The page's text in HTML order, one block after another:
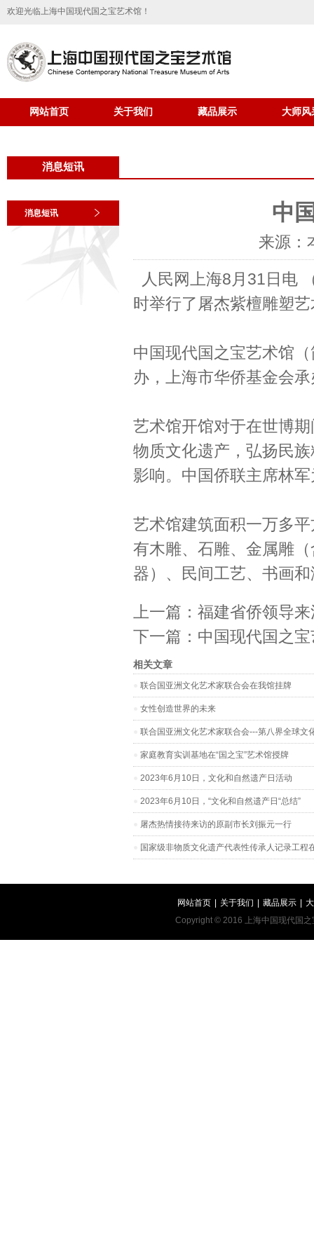
欢迎光临上海中国现代国之宝艺术馆！
网站首页 关于我们 藏品展示 大师风
消息短讯
消息短讯 中
来源：
人民网上海8月31日电
时举行了屠杰紫檀雕塑
中国现代国之宝艺术馆
办，上海市华侨基金会
艺术馆开馆对于在世博
物质文化遗产，弘扬民
影响。中国侨联主席林
艺术馆建筑面积一万多
有木雕、石雕、金属雕
器）、民间工艺、书画
上一篇： 福建省侨领导
下一篇： 中国现代国之
相关文章
联合国亚洲文化艺术家联合会在我馆挂牌
女性创造世界的未来
联合国亚洲文化艺术家联合会---第八界全球文
家庭教育实训基地在“国之宝”艺术馆授牌
2023年6月10日，文化和自然遗产日活动
2023年6月10日，“文化和自然遗产日“总结”
屠杰热情接待来访的原副市长刘振元一行
国家级非物质文化遗产代表性传承人记录工程
网站首页 关于我们 藏品展示
Copyright © 2016 上海中国现代国